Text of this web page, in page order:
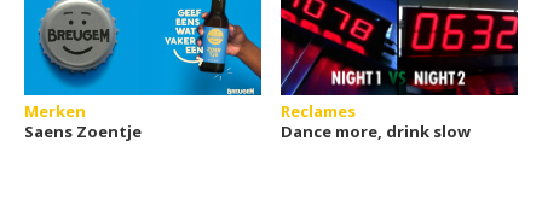
Merken
Saens Zoentje
Reclames
Dance more, drink slow